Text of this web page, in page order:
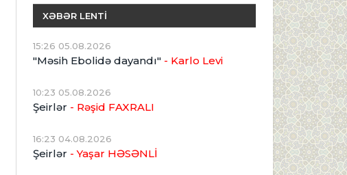
XƏBƏR LENTİ
15:26 05.08.2026
"Məsih Ebolidə dayandı" - Karlo Levi
10:23 05.08.2026
Şeirlər - Rəşid FAXRALI
16:23 04.08.2026
Şeirlər - Yaşar HƏSƏNLİ